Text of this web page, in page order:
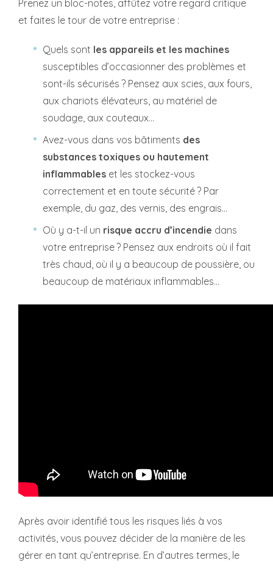
Prenez un bloc-notes, affûtez votre regard critique
et faites le tour de votre entreprise :
Quels sont les appareils et les machines
susceptibles d’occasionner des problèmes et
sont-ils sécurisés ? Pensez aux scies, aux fours,
aux chariots élévateurs, au matériel de
soudage, aux couteaux…
Avez-vous dans vos bâtiments des
substances toxiques ou hautement
inflammables et les stockez-vous
correctement et en toute sécurité ? Par
exemple, du gaz, des vernis, des engrais…
Où y a-t-il un risque accru d’incendie dans
votre entreprise ? Pensez aux endroits où il fait
très chaud, où il y a beaucoup de poussière, ou
beaucoup de matériaux inflammables…
Après avoir identifié tous les risques liés à vos
activités, vous pouvez décider de la manière de les
gérer en tant qu’entreprise. En d’autres termes, le